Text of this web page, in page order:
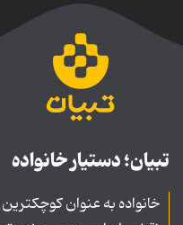
تبیان؛ دستیار خانواده
خانواده به عنوان